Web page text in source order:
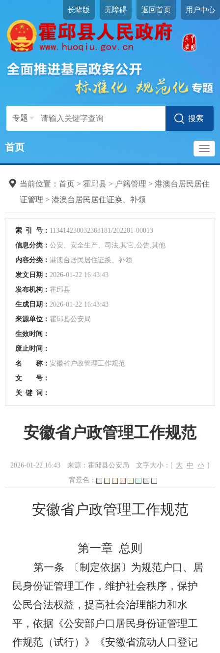
长辈版 无障碍 返回首页 用户中心
专题
首页
当前位置： 首页 > 霍邱县 > 户籍管理 > 港澳台居民居住
证管理 > 港澳台居民居住证换、补领
索 引 号： 113414230032363181/202201-00013
信息分类： 公安、安全生产、司法,其它,公告,其他
内容分类： 港澳台居民居住证换、补领
发文日期： 2026-01-22 16:43:43
发布机构： 霍邱县
生成日期： 2026-01-22 16:43:43
来源单位： 霍邱县公安局
生效时间：
废止时间：
名 称： 安徽省户政管理工作规范
文 号：
关 键 词：
安徽省户政管理工作规范
2026-01-22 16:43 来源：霍邱县公安局 文字大小：[ 大 中 小 ]
背景色：
安徽省户政管理工作规范
第一章 总则
第一条
〔制定依据〕为规范户口、居
民身份证管理工作，维护社会秩序，保护
公民合法权益，提高社会治理能力和水
平，依据《公安部户口居民身份证管理工
作规范（试行）》《安徽省流动人口登记